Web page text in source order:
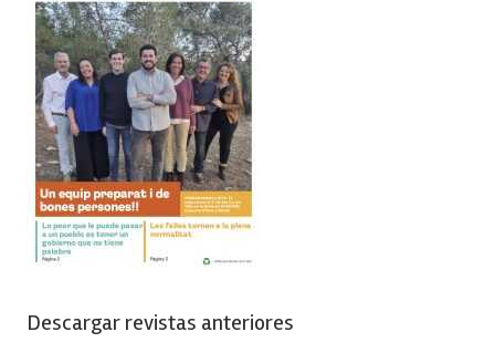
Descargar revistas anteriores